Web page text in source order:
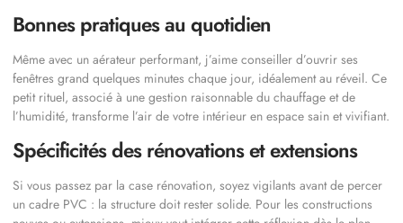
Bonnes pratiques au quotidien
Même avec un aérateur performant, j’aime conseiller d’ouvrir ses
fenêtres grand quelques minutes chaque jour, idéalement au réveil. Ce
petit rituel, associé à une gestion raisonnable du chauffage et de
l’humidité, transforme l’air de votre intérieur en espace sain et vivifiant.
Spécificités des rénovations et extensions
Si vous passez par la case rénovation, soyez vigilants avant de percer
un cadre PVC : la structure doit rester solide. Pour les constructions